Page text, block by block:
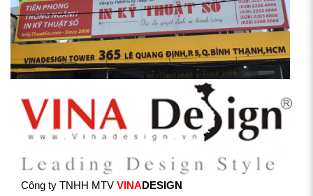
Công ty TNHH MTV VINADESIGN